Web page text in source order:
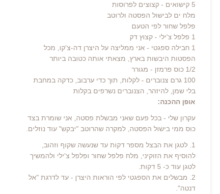
5 קישואים - קצוצים לפרוסות
מלח ים לבישול הפסטה ולרוטב
פלפל שחור לפי הטעם
1 פלפל צ'ילי - קצוץ דק
1 חבילה ספגטי - אני ממליצה על היצרן דה-צ'קו, מכל
הפסטות היבשות בארץ, מצאתי אותה כטובה ביותר
1/2 כוס פרמזן - מגורר
100 גרם צנוברים - לקלות, תוך כדי ערבוב, כדקה במחבת
בלי שמן, להיזהר, הצנוברים נשרפים בקלות
אופן ההכנה:
עקרון שלי - בכל פעם שאני מבשלת פסטה, אני שומרת בצד
כוס ממי בישול הפסטה, למקרה שהרוטב "יבקש" עוד נוזלים.
1. לטגן את הבצל מספר דקות עד שנעשה שקוף וזהוב,
להוסיף את הזוקיני, מלח פלפל שחור ופלפל צ'ילי ולהמשיך
לטגן עוד כ- 5 דקות.
2. מבשלים את הספגטי לפי הוראות היצרן - עד לדרגת "אל
דנטה".